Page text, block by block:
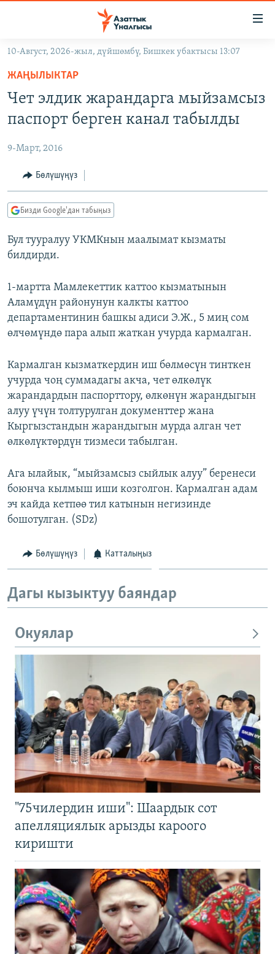
Навигацияга
өтүңүз
Издөөгө
салыңыз
ЭКОНОМИКА
МАДАНИЯТ
БОРБОР АЗИЯ
УКРАИНА
АТАЙЫН ИЛИКТӨӨ
ТВ ПРОГРАММАЛАР
ЭКСПЕРТТЕР ТАЛДАЙТ
БИЗ ЖАНА ДҮЙНӨ
ДАНИСТЕ
ЭЖЕ-СИҢДИЛЕР
АЗАТТЫК+
ЫҢГАЙСЫЗ СУРООЛОР
ӨЗГӨЧӨ ПИКИР
Русский
ОНЛАЙН ШЕРИНЕ
ЭЕ/АРнун бардык сайттары
10-Август, 2026-жыл, дүйшөмбү, Бишкек убактысы 13:07
ЖАҢЫЛЫКТАР
Чет элдик жарандарга мыйзамсыз
паспорт берген канал табылды
9-Март, 2016
Бөлүшүңүз
Бизди Google'дан табыңыз
Бул тууралуу УКМКнын маалымат кызматы
билдирди.
1-мартта Мамлекеттик каттоо кызматынын
Аламүдүн районунун калкты каттоо
департаментинин башкы адиси Э.Ж., 5 миң сом
өлчөмүндө пара алып жаткан учурда кармалган.
Кармалган кызматкердин иш бөлмөсүн тинткен
учурда чоң суммадагы акча, чет өлкөлүк
жарандардын паспорттору, өлкөнүн жарандыгын
алуу үчүн толтурулган документтер жана
Кыргызстандын жарандыгын мурда алган чет
өлкөлүктөрдүн тизмеси табылган.
Ага ылайык, “мыйзамсыз сыйлык алуу” беренеси
боюнча кылмыш иши козголгон. Кармалган адам
эч кайда кетпөө тил катынын негизинде
бошотулган. (SDz)
Бөлүшүңүз Катталыңыз
Дагы кызыктуу баяндар
Окуялар
"75чилердин иши": Шаардык сот
апелляциялык арызды кароого
киришти